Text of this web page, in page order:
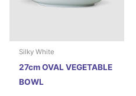
Silky White
27cm OVAL VEGETABLE
BOWL